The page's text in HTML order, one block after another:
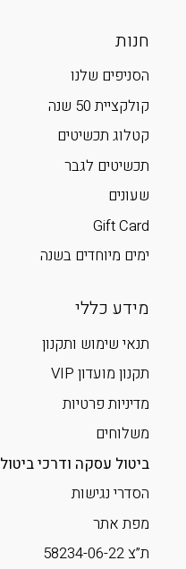
חנות
הסניפים שלנו
קולקציית 50 שנה
קטלוג תכשיטים
תכשיטים לגבר
שעונים
Gift Card
ימים מיוחדים בשנה
מידע כללי
תנאי שימוש ותקנון
תקנון מועדון VIP
מדיניות פרטיות
משלוחים
ביטול עסקה ודרכי ביטול
הסדרי נגישות
מפת אתר
ת”צ 58234-06-22